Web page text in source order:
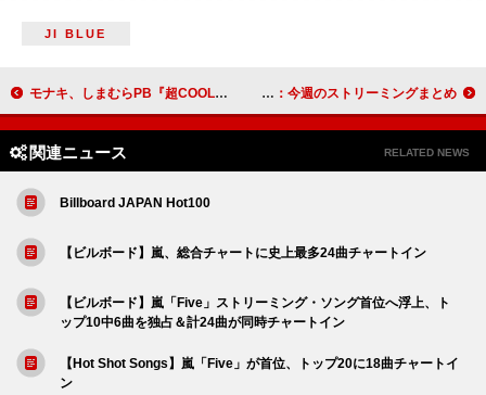
JI BLUE
モナキ、しまむらPB『超COOL』『COOL』シリーズ着用モデルに抜擢＆コラボ商品を販売 back number「HAPPY BIRTHDAY」「ヒロイン」5億回突破／M!LK「好きすぎて滅!」2億回突破：今週のストリーミングまとめ
関連ニュース RELATED NEWS
Billboard JAPAN Hot100
【ビルボード】嵐、総合チャートに史上最多24曲チャートイン
【ビルボード】嵐「Five」ストリーミング・ソング首位へ浮上、ト
ップ10中6曲を独占＆計24曲が同時チャートイン
【Hot Shot Songs】嵐「Five」が首位、トップ20に18曲チャートイ
ン